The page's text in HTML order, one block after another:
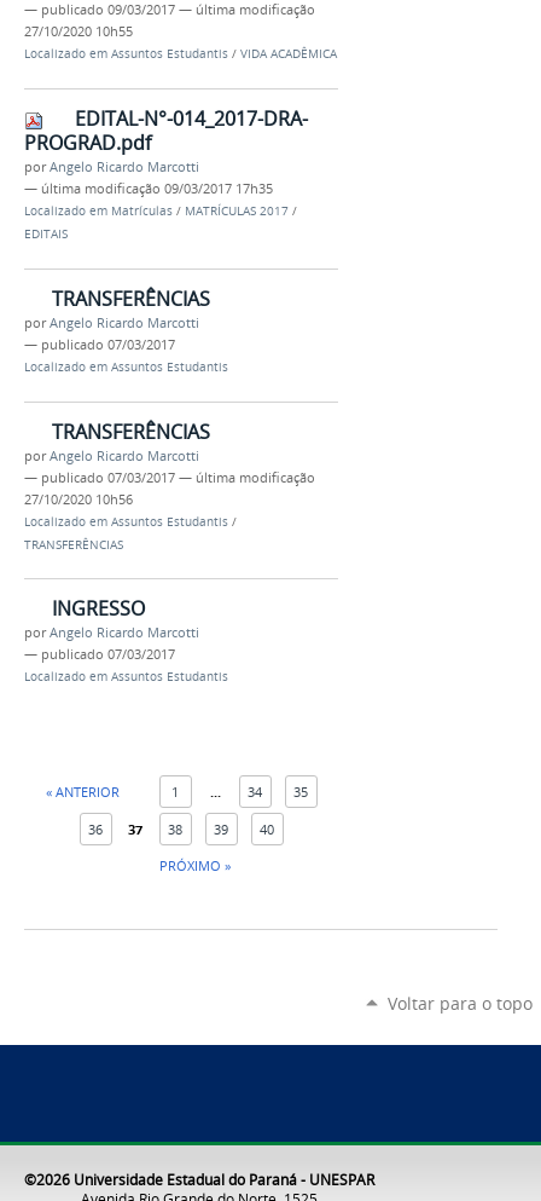
— publicado 09/03/2017 — última modificação
27/10/2020 10h55
Localizado em Assuntos Estudantis / VIDA ACADÊMICA
EDITAL-N°-014_2017-DRA-
PROGRAD.pdf
porAngelo Ricardo Marcotti
— última modificação 09/03/2017 17h35
Localizado em Matrículas / MATRÍCULAS 2017 /
EDITAIS
TRANSFERÊNCIAS
porAngelo Ricardo Marcotti
— publicado 07/03/2017
Localizado em Assuntos Estudantis
TRANSFERÊNCIAS
porAngelo Ricardo Marcotti
— publicado 07/03/2017 — última modificação
27/10/2020 10h56
Localizado em Assuntos Estudantis /
TRANSFERÊNCIAS
INGRESSO
porAngelo Ricardo Marcotti
— publicado 07/03/2017
Localizado em Assuntos Estudantis
« ANTERIOR 1 ... 34 35
36 37 38 39
40
PRÓXIMO »
Voltar para o topo
©2026 Universidade Estadual do Paraná - UNESPAR